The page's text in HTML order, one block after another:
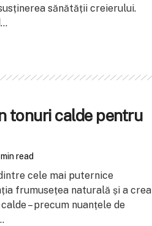
sănătății creierului.
tonuri calde pentru
read
cele mai puternice
frumusețea naturală și a crea
– precum nuanțele de